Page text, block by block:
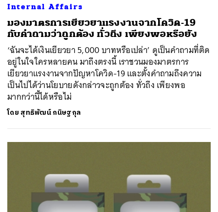
Internal Affairs
มองมาตรการเยียวยาแรงงานจากโควิด-19
กับคำถามว่าถูกต้อง ทั่วถึง เพียงพอหรือยัง
‘ฉันจะได้เงินเยียวยา 5,000 บาทหรือเปล่า’ ดูเป็นคำถามที่ติด
อยู่ในใจใครหลายคน มาถึงตรงนี้ เราชวนมองมาตรการ
เยียวยาแรงงานจากปัญหาโควิด-19 และตั้งคำถามถึงความ
เป็นไปได้ว่านโยบายดังกล่าวจะถูกต้อง ทั่วถึง เพียงพอ
มากกว่านี้ได้หรือไม่
โดย สุทธิพัฒน์ กนิษฐกุล